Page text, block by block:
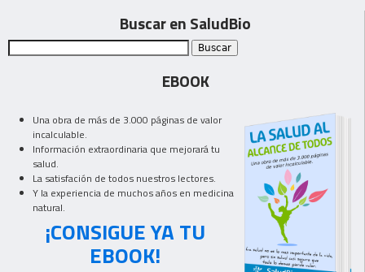
Buscar en SaludBio
EBOOK
Una obra de más de 3.000 páginas de valor
incalculable.
Información extraordinaria que mejorará tu
salud.
La satisfación de todos nuestros lectores.
Y la experiencia de muchos años en medicina
natural.
¡CONSIGUE YA TU
EBOOK!